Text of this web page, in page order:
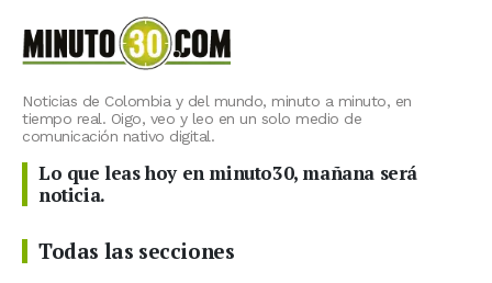
Noticias de Colombia y del mundo, minuto a minuto, en
tiempo real. Oigo, veo y leo en un solo medio de
comunicación nativo digital.
Lo que leas hoy en minuto30, mañana será
noticia.
Todas las secciones